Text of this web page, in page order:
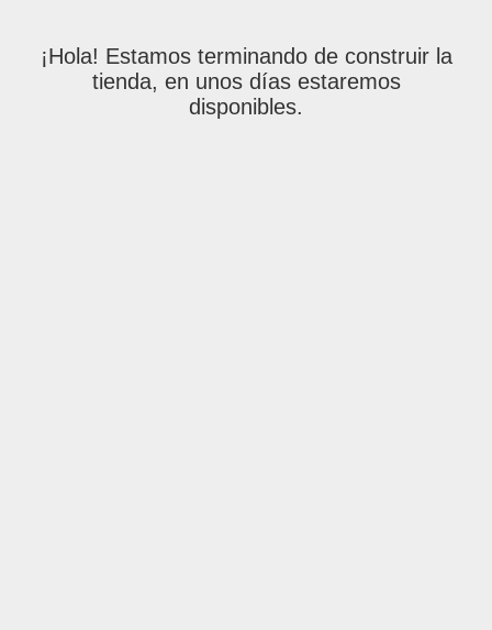
¡Hola! Estamos terminando de construir la
tienda, en unos días estaremos
disponibles.